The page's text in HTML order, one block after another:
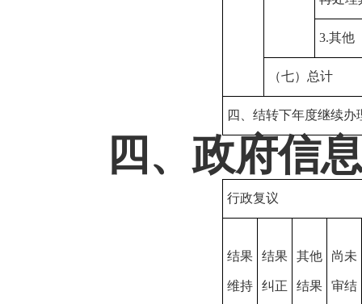
3.其他
（七）总计
四、结转下年度继续办
四、政府信
行政复议
结果
维持
结果
纠正
其他
结果
尚未
审结